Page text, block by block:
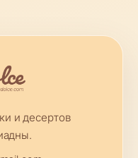
и десертов